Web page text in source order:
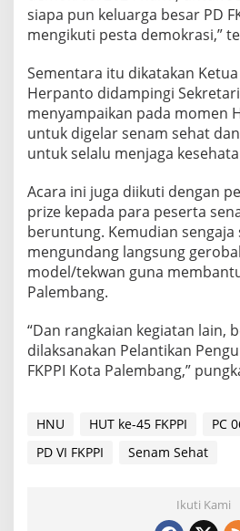
siapa pun keluarga besar PD
mengikuti pesta demokrasi,”
Sementara itu dikatakan
Herpanto didampingi
menyampaikan pada momen
untuk digelar senam sehat
untuk selalu menjaga
Acara ini juga diikuti dengan
prize kepada para peserta
beruntung. Kemudian sengaja
mengundang langsung
model/tekwan guna
Palembang.
“Dan rangkaian kegiatan lain,
dilaksanakan Pelantikan
FKPPI Kota Palembang,”
HNU HUT ke-45 FKPPI
PC
PD VI FKPPI
Senam Sehat
Ikuti Kami